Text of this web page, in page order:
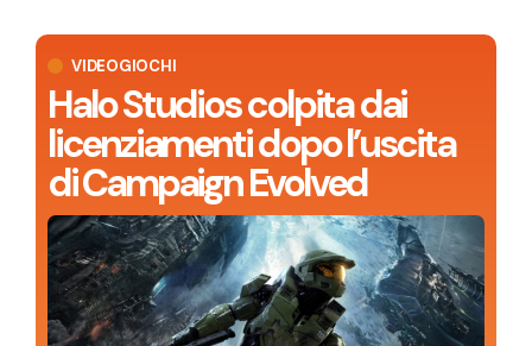
VIDEOGIOCHI
Halo Studios colpita dai
licenziamenti dopo l’uscita
di Campaign Evolved